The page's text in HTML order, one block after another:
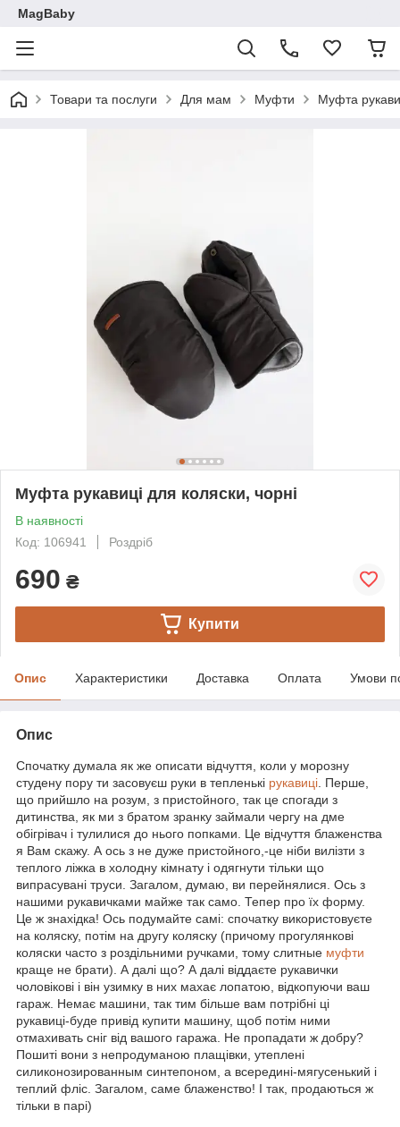
MagBaby
Товари та послуги Для мам Муфти Муфта
Муфта рукавиці для коляски, чорні
В наявності
Код: 106941
Роздріб
690 ₴
Купити
Опис Характеристики Доставка Оплата Умови
Опис
Спочатку думала як же описати відчуття, коли у морозну
студену пору ти засовуєш руки в тепленькі рукавиці . Перше,
що прийшло на розум, з пристойного, так це спогади з
дитинства, як ми з братом зранку займали чергу на дме
обігрівач і тулилися до нього попками. Це відчуття блаженства
я Вам скажу. А ось з не дуже пристойного,-це ніби вилізти з
теплого ліжка в холодну кімнату і одягнути тільки що
випрасувані труси. Загалом, думаю, ви перейнялися. Ось з
нашими рукавичками майже так само. Тепер про їх форму.
Це ж знахідка! Ось подумайте самі: спочатку використовуєте
на коляску, потім на другу коляску (причому прогулянкові
коляски часто з роздільними ручками, тому слитные муфти
краще не брати). А далі що? А далі віддаєте рукавички
чоловікові і він узимку в них махає лопатою, відкопуючи ваш
гараж. Немає машини, так тим більше вам потрібні ці
рукавиці-буде привід купити машину, щоб потім ними
отмахивать сніг від вашого гаража. Не пропадати ж добру?
Пошиті вони з непродуманою плащівки, утеплені
силиконозированным синтепоном, а всередині-мягусенький і
теплий фліс. Загалом, саме блаженство! І так, продаються ж
тільки в парі)